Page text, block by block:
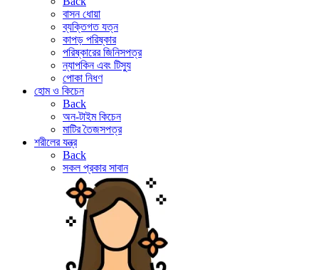
বাসন ধোয়া
ব্যক্তিগত যত্ন
কাপড় পরিষ্কার
পরিষ্কারের জিনিসপত্র
ন্যাপকিন এবং টিস্যু
পোকা নিধণ
হোম ও কিচেন
Back
অন-টাইম কিচেন
মাটির তৈজসপত্র
শরীলের যন্ত্র
Back
সকল প্রকার সাবান